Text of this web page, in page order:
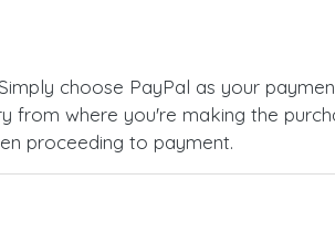
choose PayPal as your
where you're making the
proceeding to payment.